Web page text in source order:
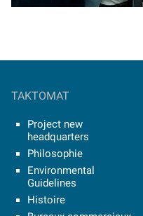
TAKTOMAT
Project new
headquarters
Philosophie
Environmental
Guidelines
Histoire